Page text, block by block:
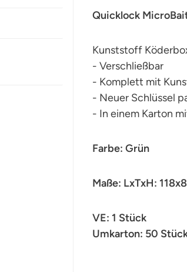
Quicklock
Kunststoff
- Verschließbar
- Komplett mit
- Neuer Schlüssel
- In einem Karton
Farbe: Grün
Maße: LxTxH:
VE: 1 Stück
Umkarton: 50